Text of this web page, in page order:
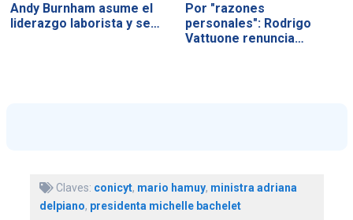
Andy Burnham asume el
liderazgo laborista y se…
Por "razones
personales": Rodrigo
Vattuone renuncia…
Claves: conicyt, mario hamuy, ministra adriana
delpiano, presidenta michelle bachelet